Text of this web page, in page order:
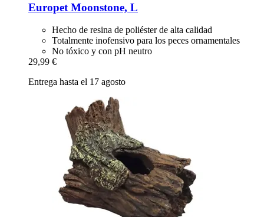
Europet Moonstone, L
Hecho de resina de poliéster de alta calidad
Totalmente inofensivo para los peces ornamentales
No tóxico y con pH neutro
29,99 €
Entrega hasta el 17 agosto